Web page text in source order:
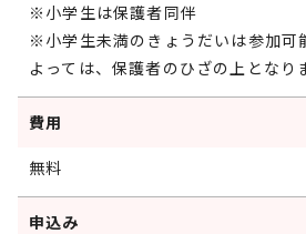
※小学生は保護者同伴
※小学生未満のきょうだいは参加可
よっては、保護者のひざの上となり
費用
無料
申込み